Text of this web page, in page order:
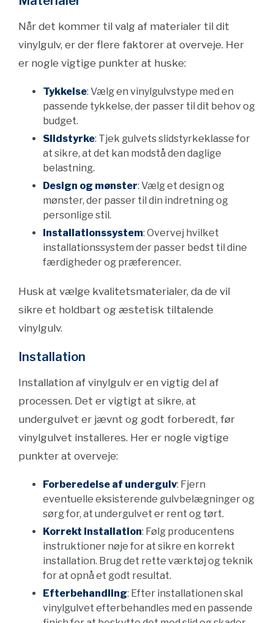
Når det kommer til valg af materialer til dit
vinylgulv, er der flere faktorer at overveje. Her
er nogle vigtige punkter at huske:
Tykkelse: Vælg en vinylgulvstype med en
passende tykkelse, der passer til dit behov og
budget.
Slidstyrke: Tjek gulvets slidstyrkeklasse for
at sikre, at det kan modstå den daglige
belastning.
Design og mønster: Vælg et design og
mønster, der passer til din indretning og
personlige stil.
Installationssystem: Overvej hvilket
installationssystem der passer bedst til dine
færdigheder og præferencer.
Husk at vælge kvalitetsmaterialer, da de vil
sikre et holdbart og æstetisk tiltalende
vinylgulv.
Installation
Installation af vinylgulv er en vigtig del af
processen. Det er vigtigt at sikre, at
undergulvet er jævnt og godt forberedt, før
vinylgulvet installeres. Her er nogle vigtige
punkter at overveje:
Forberedelse af undergulv: Fjern
eventuelle eksisterende gulvbelægninger og
sørg for, at undergulvet er rent og tørt.
Korrekt installation: Følg producentens
instruktioner nøje for at sikre en korrekt
installation. Brug det rette værktøj og teknik
for at opnå et godt resultat.
Efterbehandling: Efter installationen skal
vinylgulvet efterbehandles med en passende